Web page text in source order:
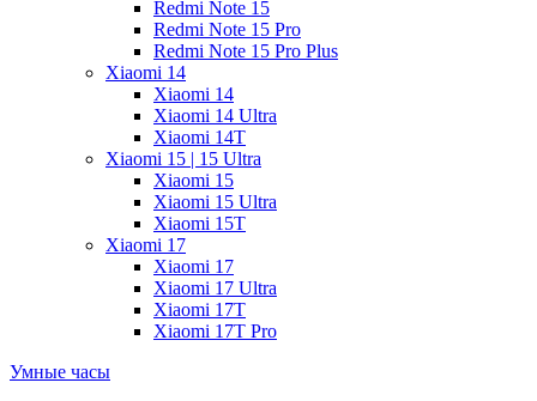
Redmi Note 15
Redmi Note 15 Pro
Redmi Note 15 Pro Plus
Xiaomi 14
Xiaomi 14
Xiaomi 14 Ultra
Xiaomi 14T
Xiaomi 15 | 15 Ultra
Xiaomi 15
Xiaomi 15 Ultra
Xiaomi 15T
Xiaomi 17
Xiaomi 17
Xiaomi 17 Ultra
Xiaomi 17T
Xiaomi 17T Pro
Умные часы